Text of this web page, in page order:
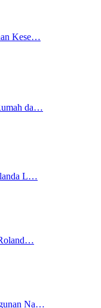
Kese…
da…
L…
Na…